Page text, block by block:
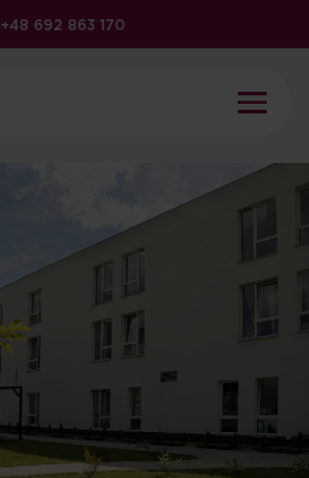
+48 692 863 170